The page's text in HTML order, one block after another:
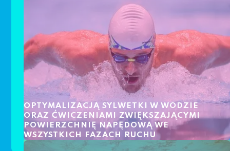
OPTYMALIZACJĄ SYLWETKI W WODZIE
ORAZ ĆWICZENIAMI ZWIĘKSZAJĄCYMI
POWIERZCHNIĘ NAPĘDOWĄ WE
WSZYSTKICH FAZACH RUCHU